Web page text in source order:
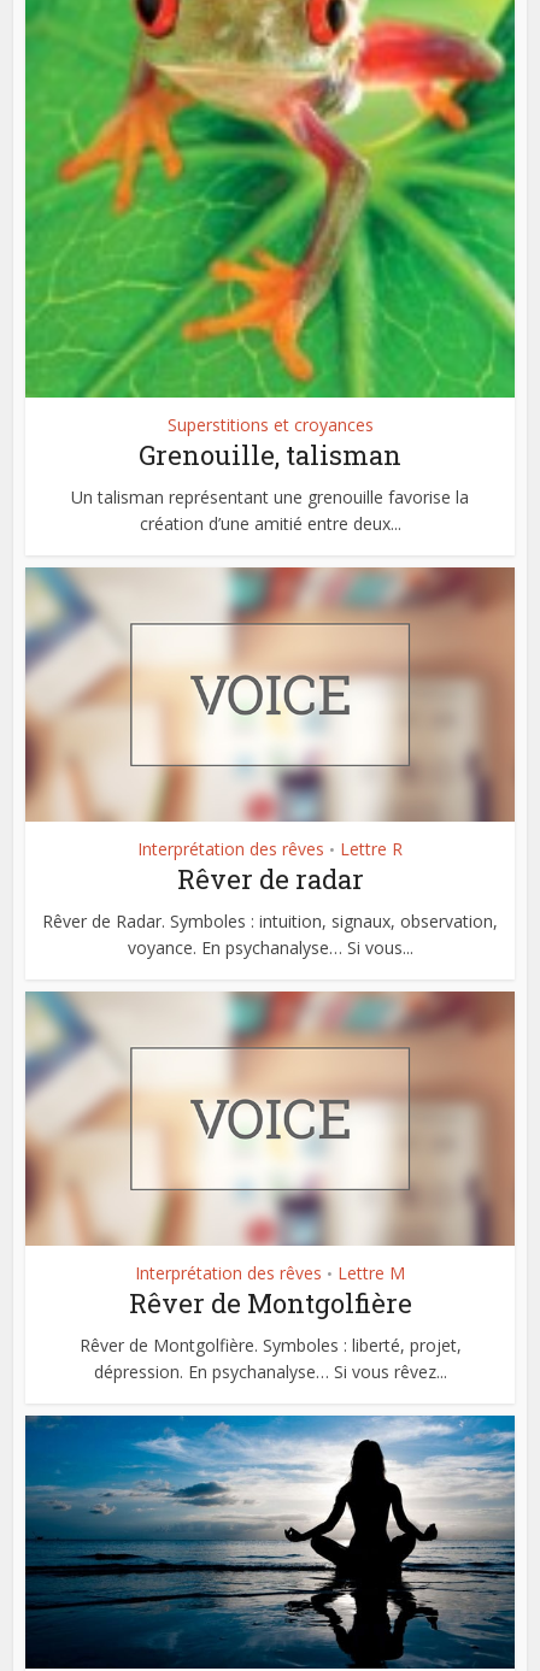
Superstitions et croyances
Grenouille, talisman
Un talisman représentant une grenouille favorise la
création d’une amitié entre deux...
Interprétation des rêves • Lettre R
Rêver de radar
Rêver de Radar. Symboles : intuition, signaux, observation,
voyance. En psychanalyse… Si vous...
Interprétation des rêves • Lettre M
Rêver de Montgolfière
Rêver de Montgolfière. Symboles : liberté, projet,
dépression. En psychanalyse… Si vous rêvez...